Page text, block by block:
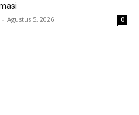
- Agustus 5, 2026 0